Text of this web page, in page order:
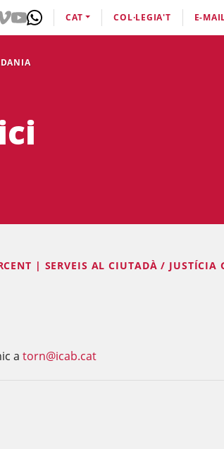
CAT COL·LEGIA'T E-
| SERVEIS AL CIUTADÀ / JUSTÍCIA
a torn@icab.cat